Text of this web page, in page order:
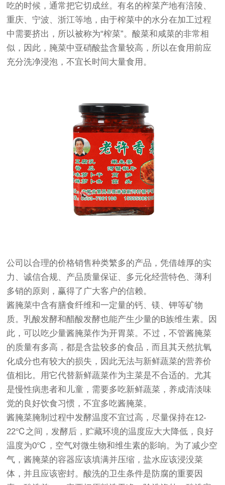
吃的时候，通常把它切成丝。有名的榨菜产地有涪陵、
重庆、宁波、浙江等地，由于榨菜中的水分在加工过程
中需要挤出，所以被称为“榨菜”。酸菜和咸菜的非常相
似，因此，腌菜中亚硝酸盐含量较高，所以在食用前应
充分洗净浸泡，不宜长时间大量食用。
公司以合理的价格销售种类繁多的产品，凭借雄厚的实
力、诚信合规、产品质量保证、多元化经营特色、薄利
多销的原则，赢得了广大客户的信赖。
酱腌菜中含有膳食纤维和一定量的钙、镁、钾等矿物
质。乳酸发酵和醋酸发酵也能产生少量的B族维生素。因
此，可以吃少量酱腌菜作为开胃菜。不过，不管酱腌菜
的质量有多高，都是含盐较多的食品，而且其天然抗氧
化成分也有较大的损失，因此无法与新鲜蔬菜的营养价
值相比。用它代替新鲜蔬菜作为主菜是不合适的。尤其
是慢性病患者和儿童，需要多吃新鲜蔬菜，养成清淡味
觉的良好饮食习惯，不宜多吃酱腌菜。
酱腌菜腌制过程中发酵温度不宜过高，尽量保持在12-
22℃之间，发酵后，贮藏环境的温度应大大降低，良好
温度为0℃，空气对微生物和维生素的影响。为了减少空
气，酱腌菜的容器应该填满并压缩，盐水应该浸没菜
体，并且应该密封。酸洗的卫生条件是防腐的重要因